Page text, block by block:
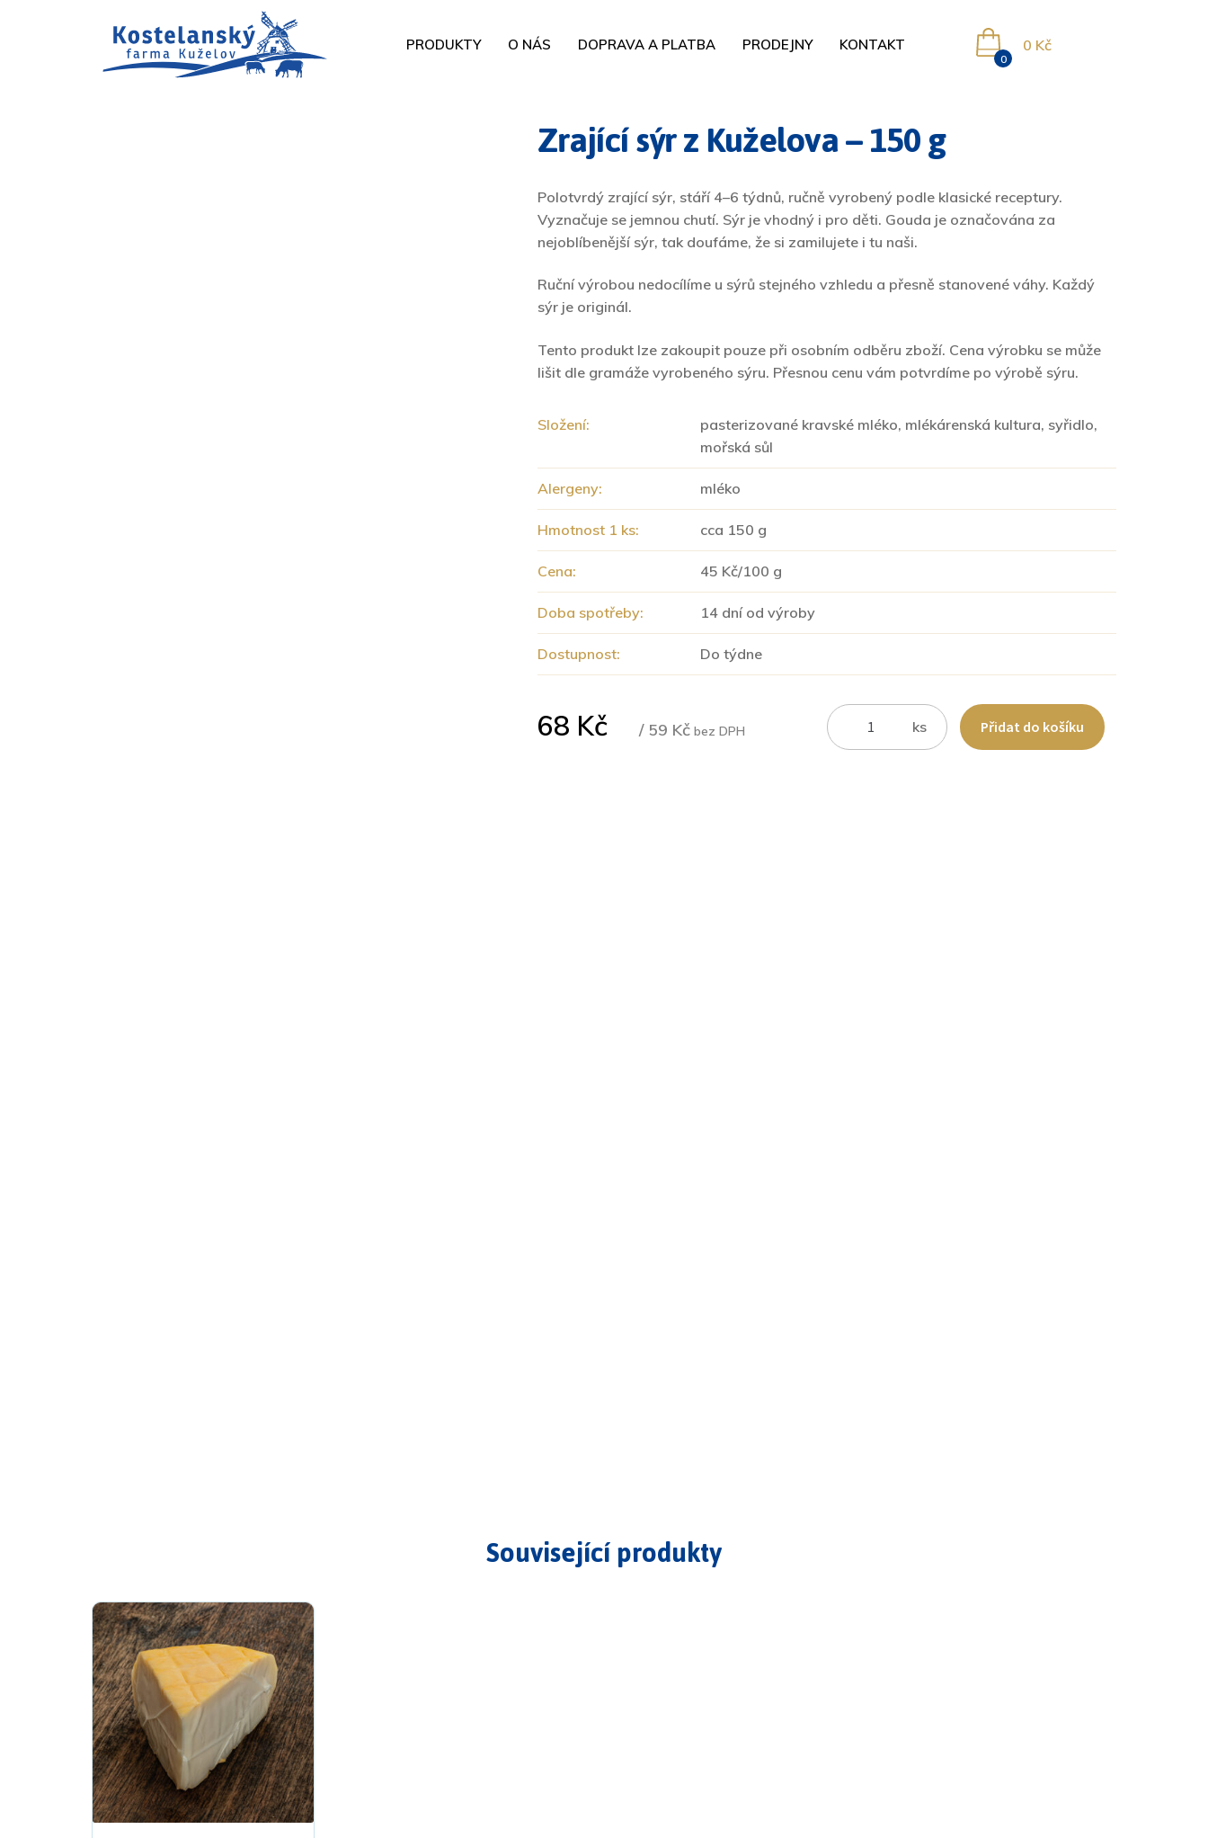
0
0 Kč
PRODUKTY O NÁS DOPRAVA A PLATBA PRODEJNY KONTAKT
Zrající sýr z Kuželova – 150 g
Polotvrdý zrající sýr, stáří 4–6 týdnů, ručně vyrobený podle klasické receptury.
Vyznačuje se jemnou chutí. Sýr je vhodný i pro děti. Gouda je označována za
nejoblíbenější sýr, tak doufáme, že si zamilujete i tu naši.
Ruční výrobou nedocílíme u sýrů stejného vzhledu a přesně stanovené váhy. Každý
sýr je originál.
Tento produkt lze zakoupit pouze při osobním odběru zboží. Cena výrobku se může
lišit dle gramáže vyrobeného sýru. Přesnou cenu vám potvrdíme po výrobě sýru.
Složení:
pasterizované kravské mléko, mlékárenská kultura, syřidlo,
mořská sůl
Alergeny: mléko
Hmotnost 1 ks: cca 150 g
Cena: 45 Kč/100 g
Doba spotřeby: 14 dní od výroby
Dostupnost: Do týdne
68 Kč / 59 Kčbez DPH ks Přidat do košíku
Související produkty